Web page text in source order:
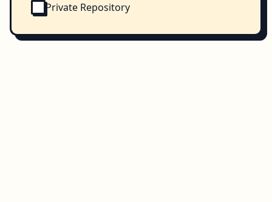
Private Repository